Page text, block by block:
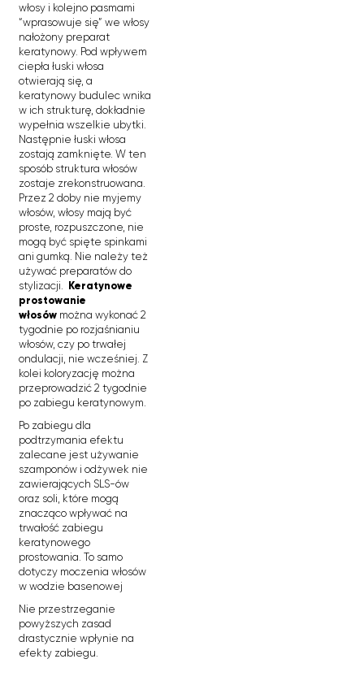
włosy i kolejno pasmami
“wprasowuje się” we włosy
nałożony preparat
keratynowy. Pod wpływem
ciepła łuski włosa
otwierają się, a
keratynowy budulec wnika
w ich strukturę, dokładnie
wypełnia wszelkie ubytki.
Następnie łuski włosa
zostają zamknięte. W ten
sposób struktura włosów
zostaje zrekonstruowana.
Przez 2 doby nie myjemy
włosów, włosy mają być
proste, rozpuszczone, nie
mogą być spięte spinkami
ani gumką. Nie należy też
używać preparatów do
stylizacji.
Keratynowe
prostowanie
włosów można wykonać 2
tygodnie po rozjaśnianiu
włosów, czy po trwałej
ondulacji, nie wcześniej. Z
kolei koloryzację można
przeprowadzić 2 tygodnie
po zabiegu keratynowym.
Po zabiegu dla
podtrzymania efektu
zalecane jest używanie
szamponów i odżywek nie
zawierających SLS-ów
oraz soli, które mogą
znacząco wpływać na
trwałość zabiegu
keratynowego
prostowania. To samo
dotyczy moczenia włosów
w wodzie basenowej
Nie przestrzeganie
powyższych zasad
drastycznie wpłynie na
efekty zabiegu.